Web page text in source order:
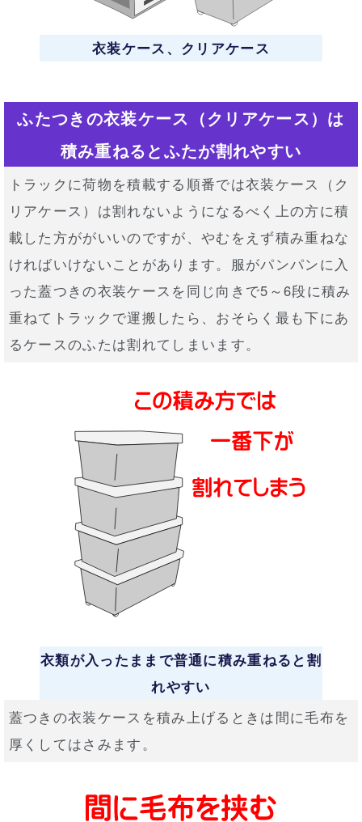
衣装ケース、クリアケース
ふたつきの衣装ケース（クリアケース）は
積み重ねるとふたが割れやすい
トラックに荷物を積載する順番では衣装ケース（ク
リアケース）は割れないようになるべく上の方に積
載した方ががいいのですが、やむをえず積み重ねな
ければいけないことがあります。服がパンパンに入
った蓋つきの衣装ケースを同じ向きで5～6段に積み
重ねてトラックで運搬したら、おそらく最も下にあ
るケースのふたは割れてしまいます。
衣類が入ったままで普通に積み重ねると割
れやすい
蓋つきの衣装ケースを積み上げるときは間に毛布を
厚くしてはさみます。